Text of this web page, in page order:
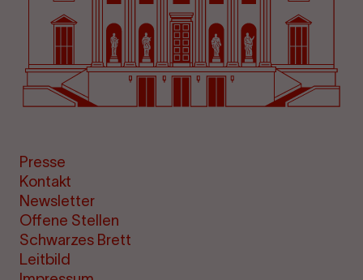
Presse
Kontakt
Newsletter
Offene Stellen
Schwarzes Brett
Leitbild